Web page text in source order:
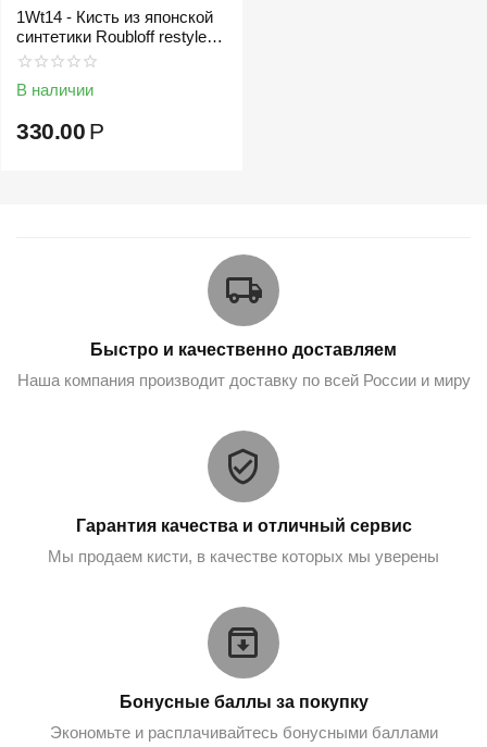
1Wt14 - Кисть из японской
синтетики Roubloff restyle
White toray
В наличии
330.00 Р
Быстро и качественно доставляем
Наша компания производит доставку по всей России и миру
Гарантия качества и отличный сервис
Мы продаем кисти, в качестве которых мы уверены
Бонусные баллы за покупку
Экономьте и расплачивайтесь бонусными баллами